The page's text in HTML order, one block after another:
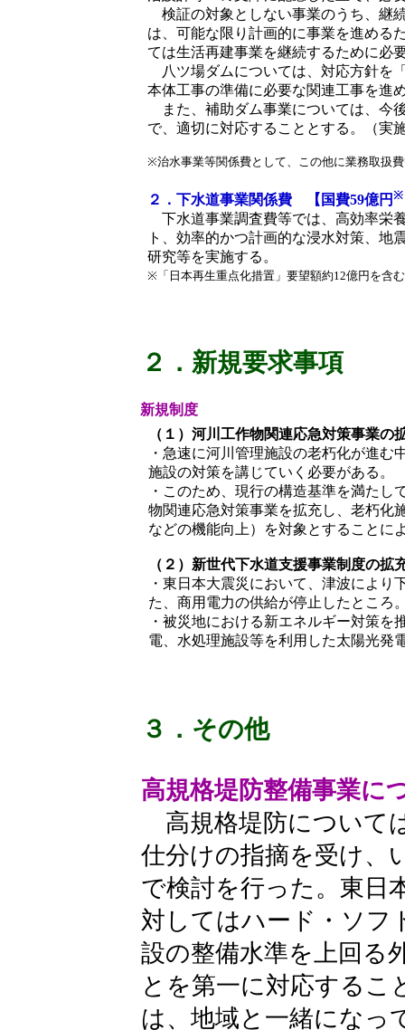
検証の対象としない事業のうち、継
は、可能な限り計画的に事業を進める
ては生活再建事業を継続するために必
八ツ場ダムについては、対応方針を
本体工事の準備に必要な関連工事を進
また、補助ダム事業については、今
で、適切に対応することとする。（実
※治水事業等関係費として、この他に業務取扱
２．下水道事業関係費 【国費59億円 ※
下水道事業調査費等では、高効率栄
ト、効率的かつ計画的な浸水対策、地
研究等を実施する。
※「日本再生重点化措置」要望額約12億円を含
２．新規要求事項
新規制度
（１）河川工作物関連応急対策事業の
・急速に河川管理施設の老朽化が進
施設の対策を講じていく必要がある。
・このため、現行の構造基準を満た
物関連応急対策事業を拡充し、老朽化
などの機能向上）を対象とすることに
（２）新世代下水道支援事業制度の拡
・東日本大震災において、津波によ
た、商用電力の供給が停止したところ
・被災地における新エネルギー対策
電、水処理施設等を利用した太陽光発
３．その他
高規格堤防整備事業に
高規格堤防について
仕分けの指摘を受け、
で検討を行った。東日
対してはハード・ソフ
設の整備水準を上回る
とを第一に対応するこ
は、地域と一緒になっ